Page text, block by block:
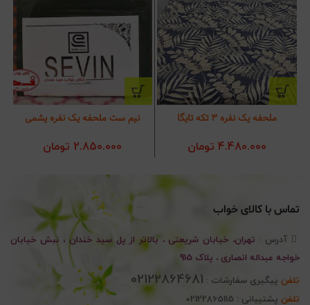
ملحفه یک نفره 3 تکه تایگا
4.480.000 تومان
نیم ست ملحفه یک نفره یشمی
2.850.000 تومان
تماس با کالای خواب
آدرس : تهران، خیابان شریعتی ، بالاتر از پل سید خندان ، نبش خیابان
خواجه عبداله انصاری ، پلاک 915
تلفن پیگیری سفارشات : 02122864681
تلفن پشتیبانی : 02122865115